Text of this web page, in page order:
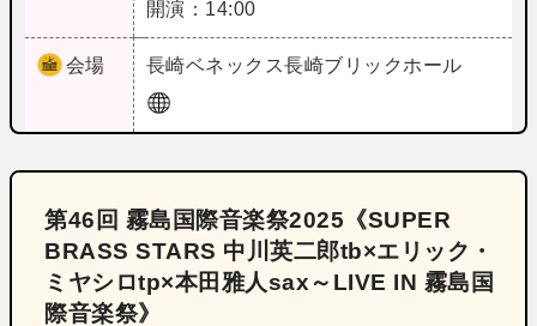
開演：14:00
会場 長崎ベネックス長崎ブリックホール
第46回 霧島国際音楽祭2025《SUPER
BRASS STARS 中川英二郎tb×エリック・
ミヤシロtp×本田雅人sax～LIVE IN 霧島国
際音楽祭》